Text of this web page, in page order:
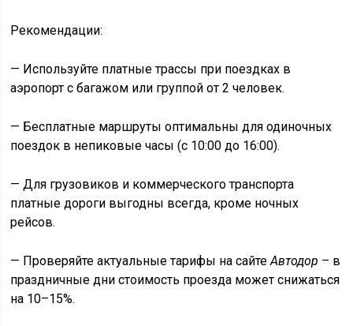
Рекомендации:
— Используйте платные трассы при поездках в
аэропорт с багажом или группой от 2 человек.
— Бесплатные маршруты оптимальны для одиночных
поездок в непиковые часы (с 10:00 до 16:00).
— Для грузовиков и коммерческого транспорта
платные дороги выгодны всегда, кроме ночных
рейсов.
— Проверяйте актуальные тарифы на сайтеАвтодор – в
праздничные дни стоимость проезда может снижаться
на 10–15%.